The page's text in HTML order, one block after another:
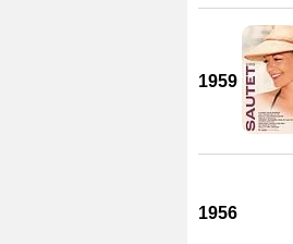
1959
1956